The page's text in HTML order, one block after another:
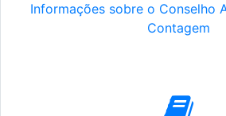
Informações sobre o Conselho
Contagem